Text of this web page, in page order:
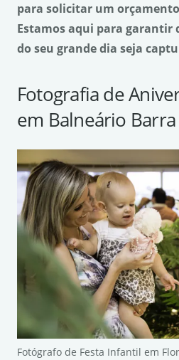
para solicitar um
Estamos aqui para garantir
do seu grande dia seja
Fotografia de
em Balneário
Fotógrafo de Festa Infantil em